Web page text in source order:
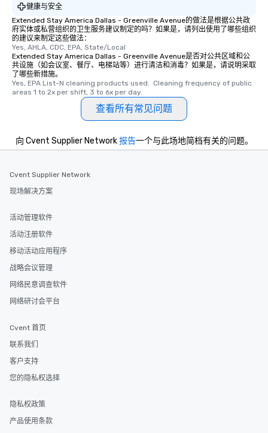
健康与安全
Extended Stay America Dallas - Greenville Avenue的做法是根据公共政
府实体或私营组织的卫生服务建议制定的吗？如果是，请列出使用了哪些组织
的建议来制定这些做法：
Yes, AHLA, CDC, EPA, State/Local
Extended Stay America Dallas - Greenville Avenue是否对公共区域和公
共设施（如会议室、餐厅、电梯站等）进行清洁和消毒？如果是，请说明采取
了哪些新措施。
Yes, EPA List-N cleaning products used.  Cleaning frequency of public
areas 1 to 2x per shift, 3 to 6x per day.
查看所有常见问题
向 Cvent Supplier Network报告一个与此场地简档有关的问题。
Cvent Supplier Network
现场解决方案
活动管理软件
活动注册软件
移动活动应用程序
战略会议管理
网络民意调查软件
网络研讨会平台
Cvent 首页
联系我们
客户支持
您的隐私权选择
隐私权政策
产品使用条款